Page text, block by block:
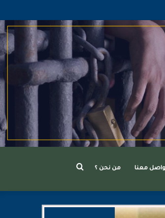
معنا من نحن ؟